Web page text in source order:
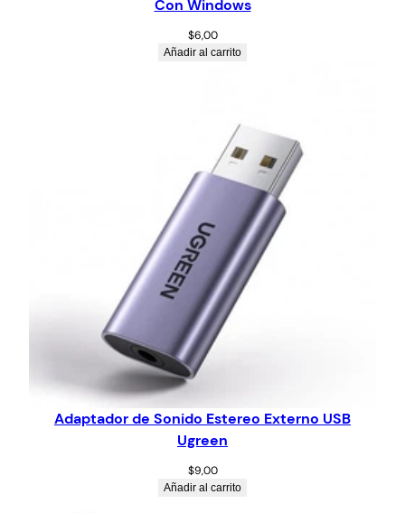
Con Windows
$6,00
Añadir al carrito
Adaptador de Sonido Estereo Externo USB
Ugreen
$9,00
Añadir al carrito